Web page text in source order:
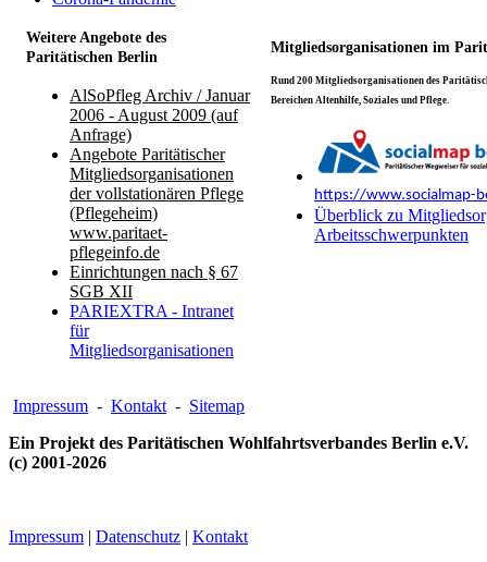
Weitere Angebote des
Paritätischen Berlin
Mitgliedsorganisationen im
AlSoPfleg Archiv / Januar
2006 - August 2009 (auf
Anfrage)
Angebote Paritätischer
Mitgliedsorganisationen
der vollstationären Pflege
(Pflegeheim)
www.paritaet-
pflegeinfo.de
Einrichtungen nach § 67
SGB XII
PARIEXTRA - Intranet
für
Mitgliedsorganisationen
Rund 200 Mitgliedsorganisationen des
Bereichen Altenhilfe, Soziales und Pflege.
https://www.socialmap-
Überblick zu
Arbeitsschwerpunkten
Impressum - Kontakt - Sitemap
Ein Projekt des Paritätischen Wohlfahrtsverbandes Berlin e.V.
(c) 2001-2026
Impressum | Datenschutz | Kontakt